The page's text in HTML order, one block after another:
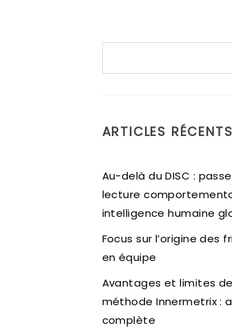
ARTICLES RÉCENTS
Au-delà du DISC :
lecture
intelligence humaine
Focus sur l’origine des
en équipe
Avantages et limites
méthode Innermetrix :
complète